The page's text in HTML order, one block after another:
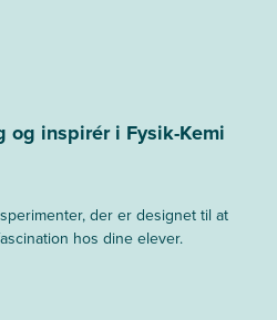
og inspirér i Fysik-Kemi
der er designet til at
hos dine elever.